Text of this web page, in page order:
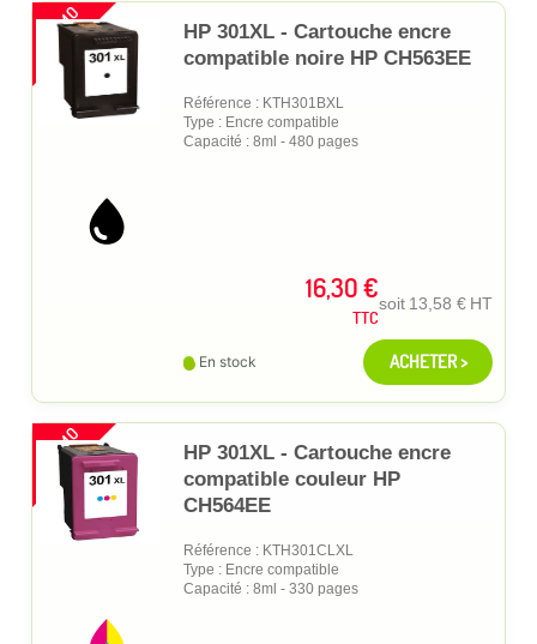
PROMO
HP 301XL - Cartouche encre
compatible noire HP CH563EE
Référence : KTH301BXL
Type : Encre compatible
Capacité : 8ml - 480 pages
16,30 €
TTC
soit 13,58 € HT
En stock ACHETER >
PROMO
HP 301XL - Cartouche encre
compatible couleur HP
CH564EE
Référence : KTH301CLXL
Type : Encre compatible
Capacité : 8ml - 330 pages